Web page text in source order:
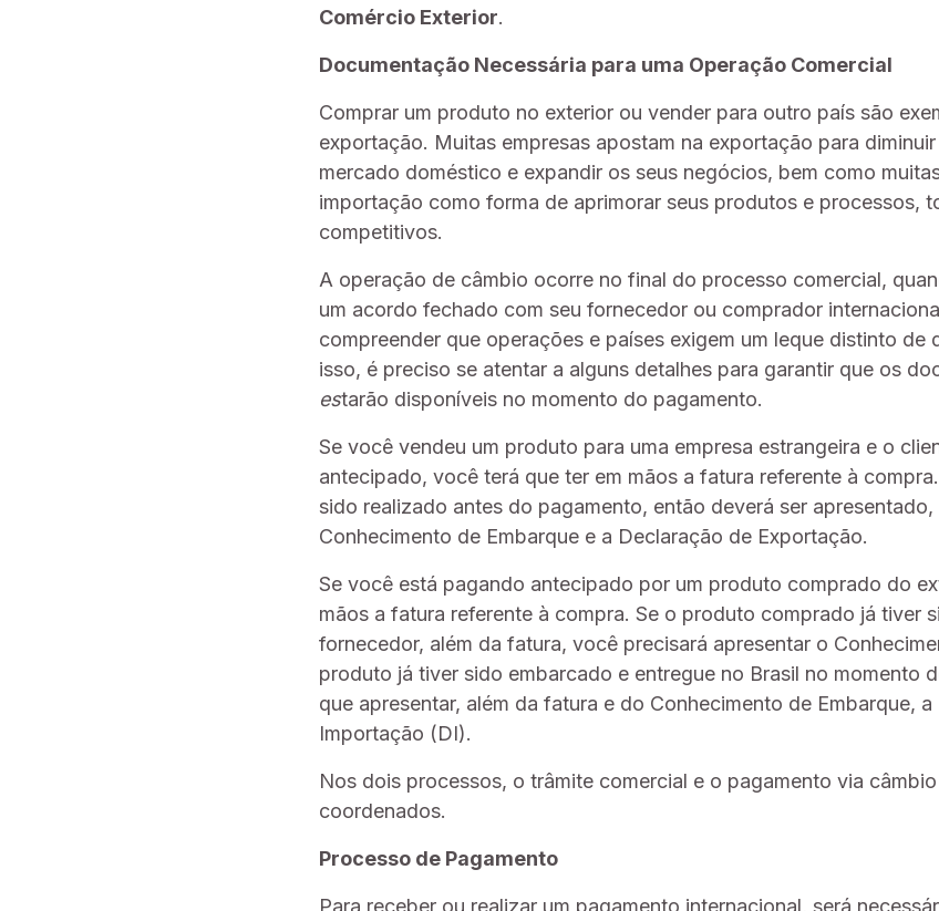
Comércio Exterior.
Documentação Necessária para uma Operação Comercial
Comprar um produto no exterior ou vender para outro país são
exportação. Muitas empresas apostam na exportação para
mercado doméstico e expandir os seus negócios, bem como
importação como forma de aprimorar seus produtos e processos,
competitivos.
A operação de câmbio ocorre no final do processo comercial,
um acordo fechado com seu fornecedor ou comprador
compreender que operações e países exigem um leque distinto de
isso, é preciso se atentar a alguns detalhes para garantir que os
estarão disponíveis no momento do pagamento.
Se você vendeu um produto para uma empresa estrangeira e o
antecipado, você terá que ter em mãos a fatura referente à
sido realizado antes do pagamento, então deverá ser
Conhecimento de Embarque e a Declaração de Exportação.
Se você está pagando antecipado por um produto comprado do
mãos a fatura referente à compra. Se o produto comprado já tiver
fornecedor, além da fatura, você precisará apresentar o
produto já tiver sido embarcado e entregue no Brasil no momento
que apresentar, além da fatura e do Conhecimento de Embarque,
Importação (DI).
Nos dois processos, o trâmite comercial e o pagamento via
coordenados.
Processo de Pagamento
Para receber ou realizar um pagamento internacional, será